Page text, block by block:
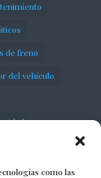
como las
de freno
del vehículo